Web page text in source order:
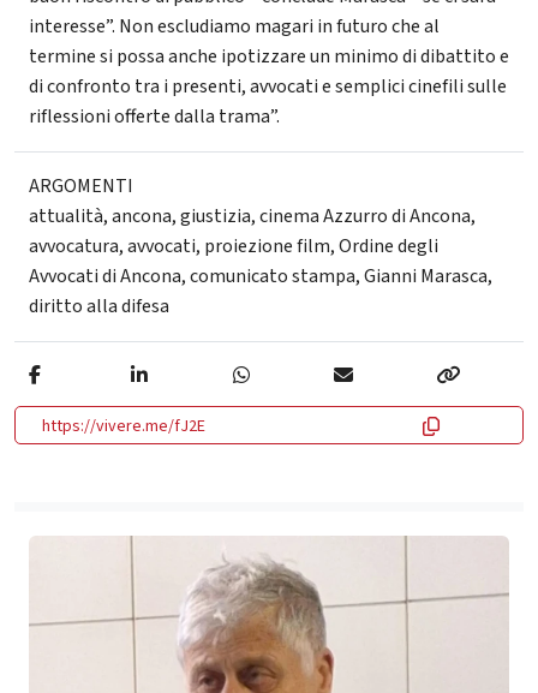
interesse”. Non escludiamo magari in futuro che al
termine si possa anche ipotizzare un minimo di dibattito e
di confronto tra i presenti, avvocati e semplici cinefili sulle
riflessioni offerte dalla trama”.
ARGOMENTI
attualità,ancona,giustizia,cinema Azzurro di Ancona,
avvocatura,avvocati, proiezione film,Ordine degli
Avvocati di Ancona,comunicato stampa,Gianni Marasca,
diritto alla difesa
https://vivere.me/fJ2E